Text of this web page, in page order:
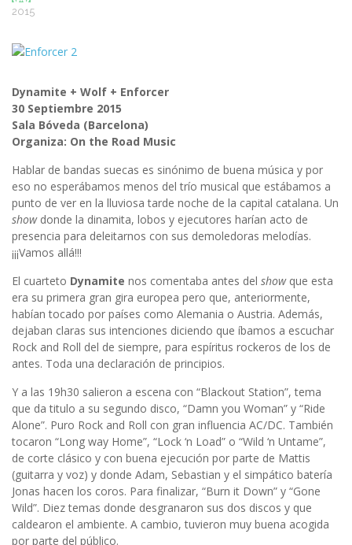
2015
Dynamite + Wolf + Enforcer
30 Septiembre 2015
Sala Bóveda (Barcelona)
Organiza: On the Road Music
Hablar de bandas suecas es sinónimo de buena música y por
eso no esperábamos menos del trío musical que estábamos a
punto de ver en la lluviosa tarde noche de la capital catalana. Un
showdonde la dinamita, lobos y ejecutores harían acto de
presencia para deleitarnos con sus demoledoras melodías.
¡¡¡Vamos allá!!!
El cuarteto Dynamite nos comentaba antes del showque esta
era su primera gran gira europea pero que, anteriormente,
habían tocado por países como Alemania o Austria. Además,
dejaban claras sus intenciones diciendo que íbamos a escuchar
Rock and Roll del de siempre, para espíritus rockeros de los de
antes. Toda una declaración de principios.
Y a las 19h30 salieron a escena con “Blackout Station”, tema
que da titulo a su segundo disco, “Damn you Woman” y “Ride
Alone”. Puro Rock and Roll con gran influencia AC/DC. También
tocaron “Long way Home”, “Lock ‘n Load” o “Wild ‘n Untame”,
de corte clásico y con buena ejecución por parte de Mattis
(guitarra y voz) y donde Adam, Sebastian y el simpático batería
Jonas hacen los coros. Para finalizar, “Burn it Down” y “Gone
Wild”. Diez temas donde desgranaron sus dos discos y que
caldearon el ambiente. A cambio, tuvieron muy buena acogida
por parte del público.